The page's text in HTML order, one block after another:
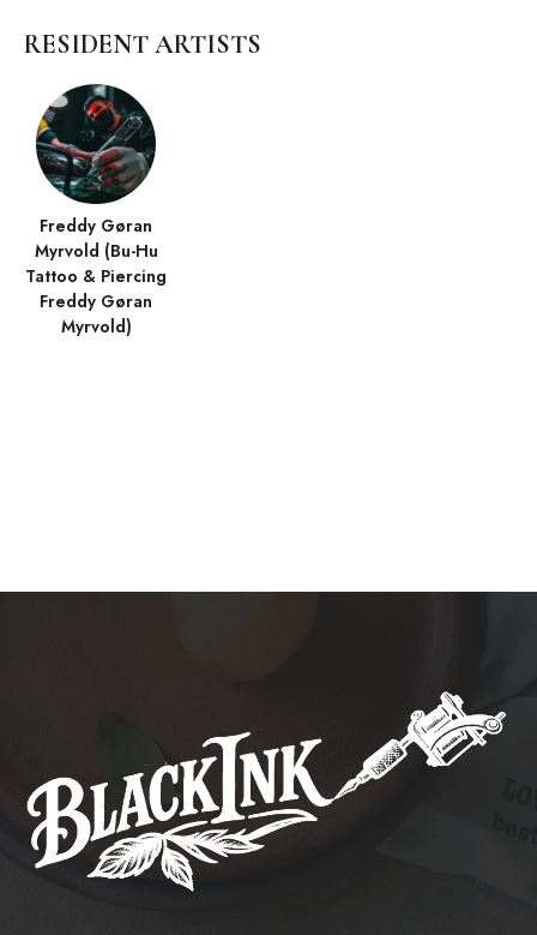
RESIDENT ARTISTS
Freddy Gøran
Myrvold (Bu-Hu
Tattoo & Piercing
Freddy Gøran
Myrvold)